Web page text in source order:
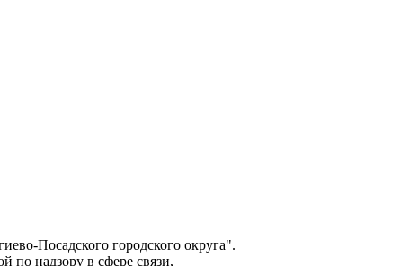
Посадского городского округа".
надзору в сфере связи,